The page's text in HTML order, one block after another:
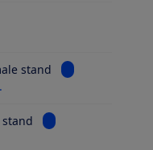
Inhoud stofbak
stand
Bekijk
Bekijk informatie